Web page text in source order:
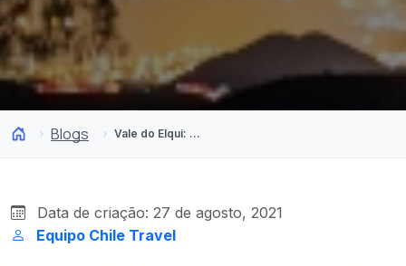
Blogs Vale do Elqui: um observatório de estrelas por natureza
Data de criação: 27 de agosto, 2021
Equipo Chile Travel